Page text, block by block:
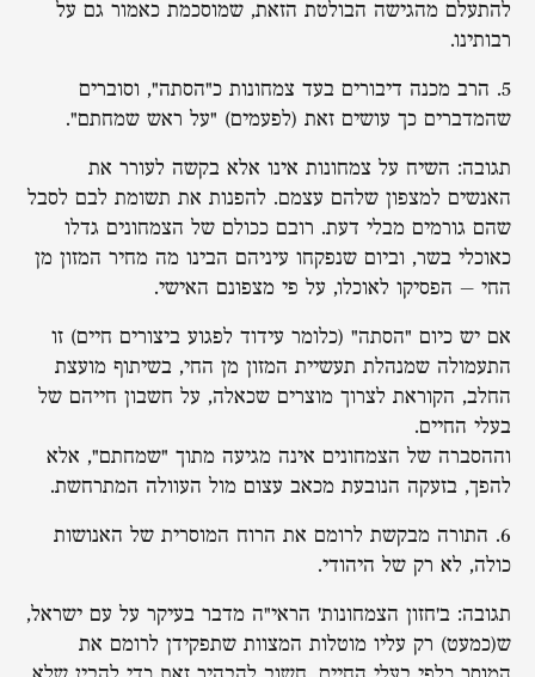
להתעלם מהגישה הבולטת הזאת, שמוסכמת כאמור גם על
רבותינו.
5. הרב מכנה דיבורים בעד צמחונות כ"הסתה", וסוברים
שהמדברים כך עושים זאת (לפעמים) "על ראש שמחתם".
תגובה: השיח על צמחונות אינו אלא בקשה לעורר את
האנשים למצפון שלהם עצמם. להפנות את תשומת לבם לסבל
שהם גורמים מבלי דעת. רובם ככולם של הצמחונים גדלו
כאוכלי בשר, וביום שנפקחו עיניהם הבינו מה מחיר המזון מן
החי – הפסיקו לאוכלו, על פי מצפונם האישי.
אם יש כיום "הסתה" (כלומר עידוד לפגוע ביצורים חיים) זו
התעמולה שמנהלת תעשיית המזון מן החי, בשיתוף מועצת
החלב, הקוראת לצרוך מוצרים שכאלה, על חשבון חייהם של
בעלי החיים.
וההסברה של הצמחונים אינה מגיעה מתוך "שמחתם", אלא
להפך, בזעקה הנובעת מכאב עצום מול העוולה המתרחשת.
6. התורה מבקשת לרומם את הרוח המוסרית של האנושות
כולה, לא רק של היהודי.
תגובה: ב'חזון הצמחונות' הראי"ה מדבר בעיקר על עם ישראל,
ש(כמעט) רק עליו מוטלות המצוות שתפקידן לרומם את